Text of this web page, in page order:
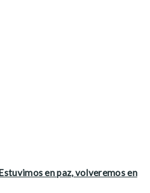
en paz, volveremos en